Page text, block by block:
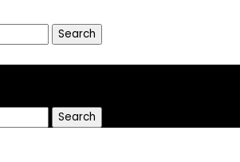
Search
Search